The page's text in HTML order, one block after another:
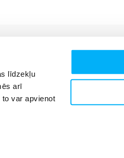
līdzekļu
arī
var apvienot